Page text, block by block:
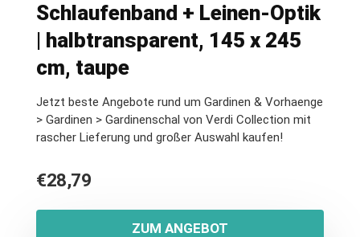
Schlaufenband + Leinen-Optik
| halbtransparent, 145 x 245
cm, taupe
Jetzt beste Angebote rund um Gardinen & Vorhaenge
> Gardinen > Gardinenschal von Verdi Collection mit
rascher Lieferung und großer Auswahl kaufen!
€28,79
ZUM ANGEBOT